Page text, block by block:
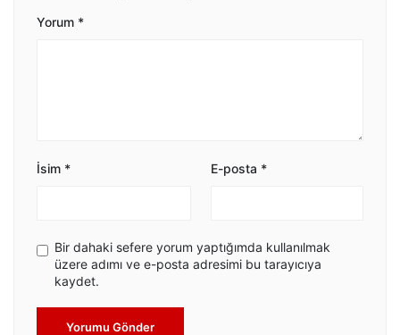
Yorum *
İsim * E-posta *
Bir dahaki sefere yorum yaptığımda kullanılmak
üzere adımı ve e-posta adresimi bu tarayıcıya
kaydet.
Yorumu Gönder